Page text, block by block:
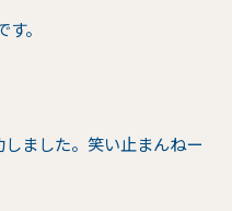
。
ました。笑い止まんねー